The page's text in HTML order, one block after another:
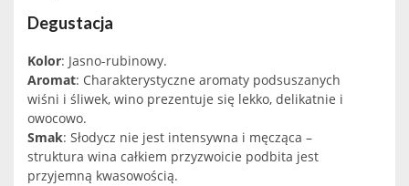
Degustacja
Kolor: Jasno-rubinowy.
Aromat: Charakterystyczne aromaty podsuszanych
wiśni i śliwek, wino prezentuje się lekko, delikatnie i
owocowo.
Smak: Słodycz nie jest intensywna i męcząca –
struktura wina całkiem przyzwoicie podbita jest
przyjemną kwasowością.